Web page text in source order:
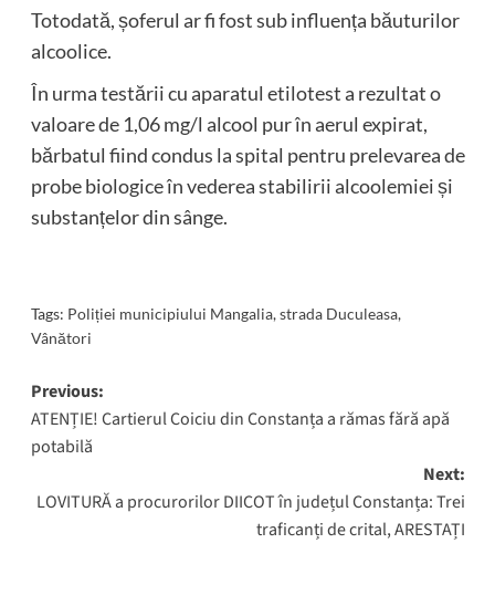
Totodată, șoferul ar fi fost sub influența băuturilor
alcoolice.
În urma testării cu aparatul etilotest a rezultat o
valoare de 1,06 mg/l alcool pur în aerul expirat,
bărbatul fiind condus la spital pentru prelevarea de
probe biologice în vederea stabilirii alcoolemiei și
substanțelor din sânge.
Tags: Poliției municipiului Mangalia,strada Duculeasa,
Vânători
Post
navigation
Previous:
ATENȚIE! Cartierul Coiciu din Constanța a rămas fără apă
potabilă
Next:
LOVITURĂ a procurorilor DIICOT în județul Constanța: Trei
traficanți de crital, ARESTAȚI